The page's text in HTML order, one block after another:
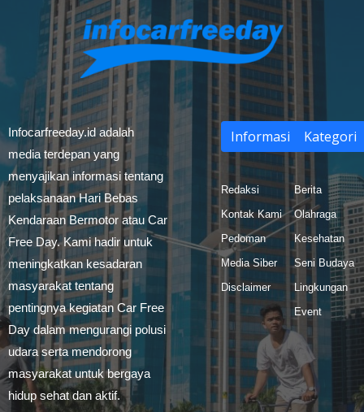
Infocarfreeday.id adalah
media terdepan yang
menyajikan informasi tentang
pelaksanaan Hari Bebas
Kendaraan Bermotor atau Car
Free Day. Kami hadir untuk
meningkatkan kesadaran
masyarakat tentang
pentingnya kegiatan Car Free
Day dalam mengurangi polusi
udara serta mendorong
masyarakat untuk bergaya
hidup sehat dan aktif.
Informasi
Redaksi
Kontak Kami
Pedoman
Media Siber
Disclaimer
Kategori
Berita
Olahraga
Kesehatan
Seni Budaya
Lingkungan
Event